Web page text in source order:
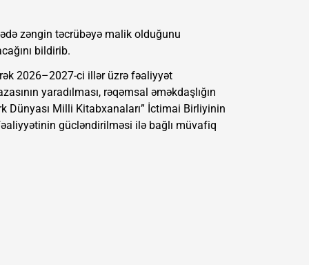
zəngin təcrübəyə malik olduğunu
bildirib.
2026–2027-ci illər üzrə fəaliyyət
yaradılması, rəqəmsal əməkdaşlığın
Dünyası Milli Kitabxanaları” İctimai Birliyinin
gücləndirilməsi ilə bağlı müvafiq